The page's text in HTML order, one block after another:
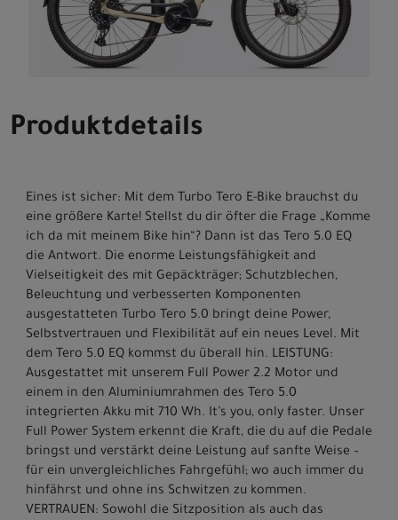
Produktdetails
Eines ist sicher: Mit dem Turbo Tero E-Bike brauchst du
eine größere Karte! Stellst du dir öfter die Frage „Komme
ich da mit meinem Bike hin“? Dann ist das Tero 5.0 EQ
die Antwort. Die enorme Leistungsfähigkeit and
Vielseitigkeit des mit Gepäckträger; Schutzblechen,
Beleuchtung und verbesserten Komponenten
ausgestatteten Turbo Tero 5.0 bringt deine Power,
Selbstvertrauen und Flexibilität auf ein neues Level. Mit
dem Tero 5.0 EQ kommst du überall hin. LEISTUNG:
Ausgestattet mit unserem Full Power 2.2 Motor und
einem in den Aluminiumrahmen des Tero 5.0
integrierten Akku mit 710 Wh. It’s you, only faster. Unser
Full Power System erkennt die Kraft, die du auf die Pedale
bringst und verstärkt deine Leistung auf sanfte Weise –
für ein unvergleichliches Fahrgefühl; wo auch immer du
hinfährst und ohne ins Schwitzen zu kommen.
VERTRAUEN: Sowohl die Sitzposition als auch das